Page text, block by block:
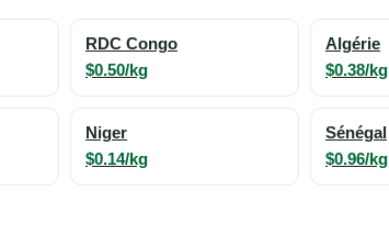
RDC Congo
$0.50/kg
Algérie
$0.38/kg
Niger
$0.14/kg
Sénégal
$0.96/kg